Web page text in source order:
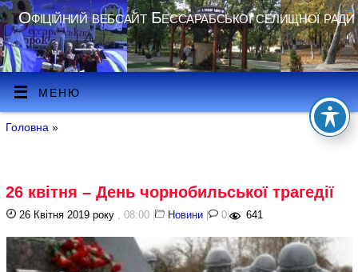
Офіційний вебсайт Бессарабської селищної ради
МЕНЮ
Головна »
26 квітня – День чорнобильської трагедії
26 Квітня 2019 року , 08:00 | Новини | 0 | 641